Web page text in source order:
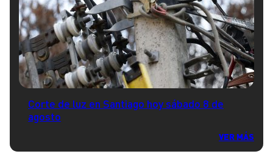
Corte de luz en Santiago hoy sábado 8 de
agosto
VER MÁS